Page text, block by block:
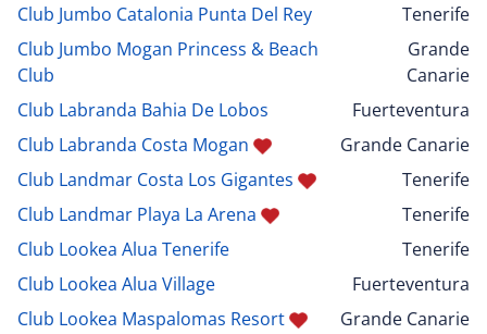
Club Jumbo Catalonia Punta Del Rey
Tenerife
Club Jumbo Mogan Princess & Beach
Club
Grande
Canarie
Club Labranda Bahia De Lobos
Fuerteventura
Club Labranda Costa Mogan
Grande Canarie
Club Landmar Costa Los Gigantes
Tenerife
Club Landmar Playa La Arena
Tenerife
Club Lookea Alua Tenerife
Tenerife
Club Lookea Alua Village
Fuerteventura
Club Lookea Maspalomas Resort
Grande Canarie